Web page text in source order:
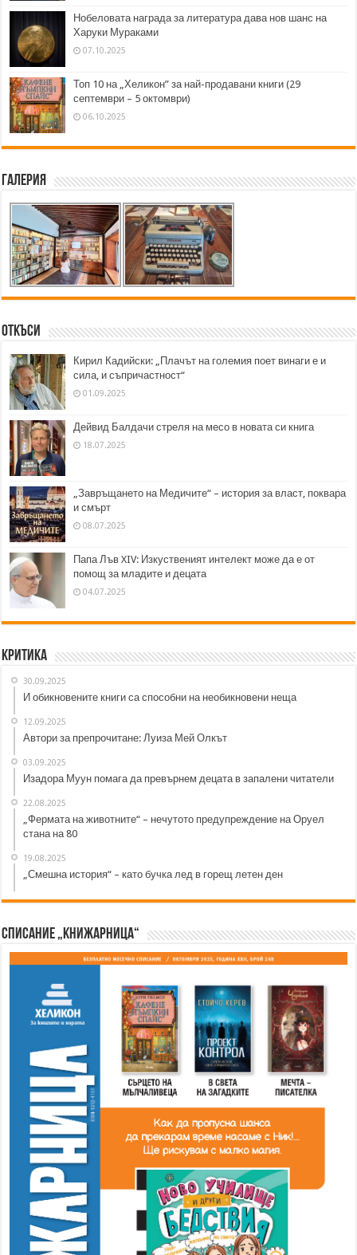
Нобеловата награда за литература дава нов шанс на
Харуки Мураками
07.10.2025
Топ 10 на „Хеликон” за най-продавани книги (29
септември – 5 октомври)
06.10.2025
Галерия
Откъси
Кирил Кадийски: „Плачът на големия поет винаги е и
сила, и съпричастност“
01.09.2025
Дейвид Балдачи стреля на месо в новата си книга
18.07.2025
„Завръщането на Медичите“ – история за власт, поквара
и смърт
08.07.2025
Папа Лъв XIV: Изкуственият интелект може да е от
помощ за младите и децата
04.07.2025
Критика
30.09.2025
И обикновените книги са способни на необикновени неща
12.09.2025
Автори за препрочитане: Луиза Мей Олкът
03.09.2025
Изадора Муун помага да превърнем децата в запалени читатели
22.08.2025
„Фермата на животните“ – нечутото предупреждение на Оруел
стана на 80
19.08.2025
„Смешна история“ – като бучка лед в горещ летен ден
Списание „Книжарница“